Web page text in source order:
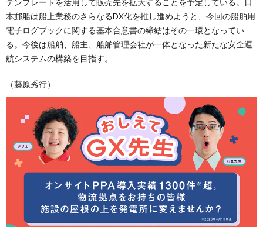
テンプレートを活用して販売先を拡大することを予定している。日
本郵船は船上業務のさらなるDX化を推し進めようと、今回の船舶用
電子ログブックに関する基本合意書の締結はその一環となってい
る。今後は船舶、船主、船舶管理会社が一体となった新たな安全運
航システムの構築を目指す。
（藤原秀行）